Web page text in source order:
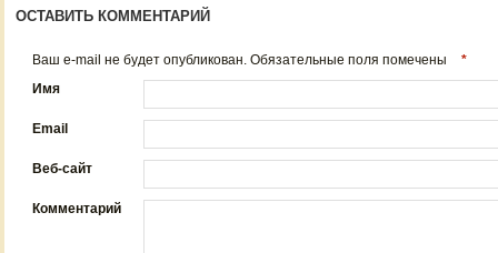
ОСТАВИТЬ КОММЕНТАРИЙ
Ваш e-mail не будет опубликован. Обязательные поля помечены
*
Имя
Email
Веб-сайт
Комментарий